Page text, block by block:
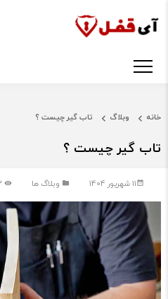
خانه وبلاگ تاب گیر چیست ؟
تاب گیر چیست ؟
11 شهریور 1404 وبلاگ ها